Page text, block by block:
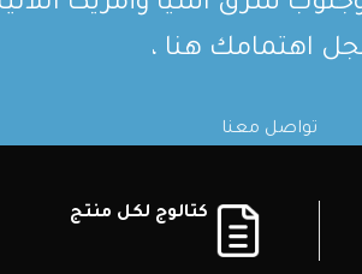
اهتمامك هنا ،
تواصل معنا
كتالوج لكل منتج